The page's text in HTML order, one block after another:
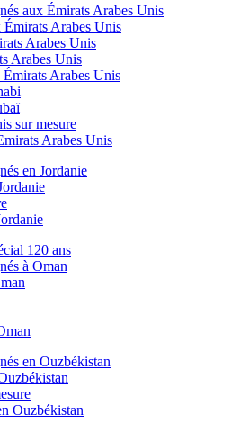
aux Émirats Arabes Unis
Arabes Unis
Arabes Unis
Arabes Unis
Arabes Unis
sur mesure
Arabes Unis
en Jordanie
120 ans
à Oman
en Ouzbékistan
Ouzbékistan